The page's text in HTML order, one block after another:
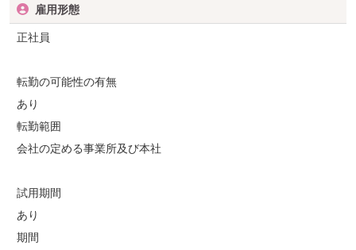
雇用形態
正社員
転勤の可能性の有無
あり
転勤範囲
会社の定める事業所及び本社
試用期間
あり
期間